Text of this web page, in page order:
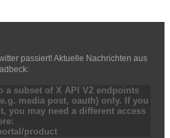
passiert! Aktuelle Nachrichten aus
a subset of X API V2 endpoints
media post, oauth) only. If you
you may need a different access
product